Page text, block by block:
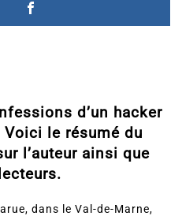
d’un hacker
Voici le résumé du
l’auteur ainsi que
dans le Val-de-Marne,